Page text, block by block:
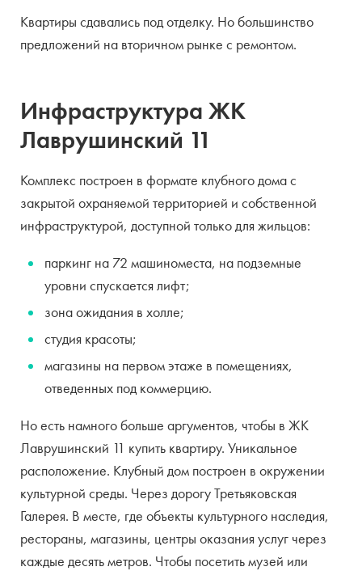
Квартиры сдавались под отделку. Но большинство
предложений на вторичном рынке с ремонтом.
Инфраструктура ЖК
Лаврушинский 11
Комплекс построен в формате клубного дома с
закрытой охраняемой территорией и собственной
инфраструктурой, доступной только для жильцов:
паркинг на 72 машиноместа, на подземные
уровни спускается лифт;
зона ожидания в холле;
студия красоты;
магазины на первом этаже в помещениях,
отведенных под коммерцию.
Но есть намного больше аргументов, чтобы в ЖК
Лаврушинский 11 купить квартиру. Уникальное
расположение. Клубный дом построен в окружении
культурной среды. Через дорогу Третьяковская
Галерея. В месте, где объекты культурного наследия,
рестораны, магазины, центры оказания услуг через
каждые десять метров. Чтобы посетить музей или